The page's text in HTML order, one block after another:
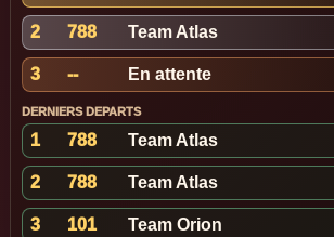
2 788 Team Atlas
3 -- En attente
DERNIERS DEPARTS
1 788 Team Atlas
2 788 Team Atlas
3 101 Team Orion